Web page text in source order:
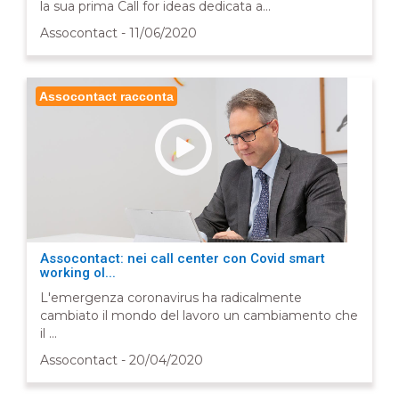
la sua prima Call for ideas dedicata a...
Assocontact - 11/06/2020
Assocontact racconta
Assocontact: nei call center con Covid smart
working ol...
L'emergenza coronavirus ha radicalmente
cambiato il mondo del lavoro un cambiamento che
il ...
Assocontact - 20/04/2020